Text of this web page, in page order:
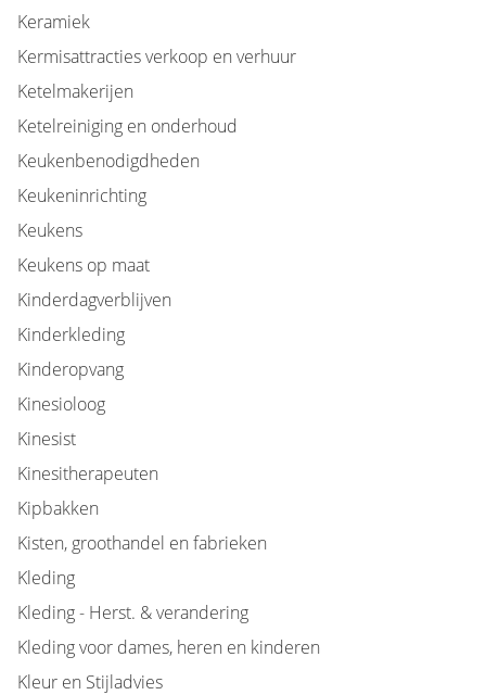
Keramiek
Kermisattracties verkoop en verhuur
Ketelmakerijen
Ketelreiniging en onderhoud
Keukenbenodigdheden
Keukeninrichting
Keukens
Keukens op maat
Kinderdagverblijven
Kinderkleding
Kinderopvang
Kinesioloog
Kinesist
Kinesitherapeuten
Kipbakken
Kisten, groothandel en fabrieken
Kleding
Kleding - Herst. & verandering
Kleding voor dames, heren en kinderen
Kleur en Stijladvies